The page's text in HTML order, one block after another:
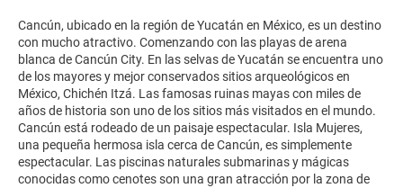
Cancún, ubicado en la región de Yucatán en México, es un destino
con mucho atractivo. Comenzando con las playas de arena
blanca de Cancún City. En las selvas de Yucatán se encuentra uno
de los mayores y mejor conservados sitios arqueológicos en
México, Chichén Itzá. Las famosas ruinas mayas con miles de
años de historia son uno de los sitios más visitados en el mundo.
Cancún está rodeado de un paisaje espectacular. Isla Mujeres,
una pequeña hermosa isla cerca de Cancún, es simplemente
espectacular. Las piscinas naturales submarinas y mágicas
conocidas como cenotes son una gran atracción por la zona de